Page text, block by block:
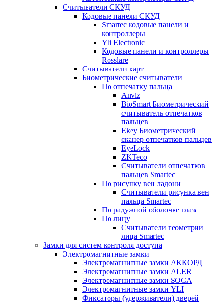
Считыватели СКУД
Кодовые панели СКУД
Smartec кодовые панели и
контроллеры
Yli Electronic
Кодовые панели и контроллеры
Rosslare
Считыватели карт
Биометрические считыватели
По отпечатку пальца
Anviz
BioSmart Биометрический
считыватель отпечатков
пальцев
Ekey Биометрический
сканер отпечатков пальцев
EyeLock
ZKTeco
Считыватели отпечатков
пальцев Smartec
По рисунку вен ладони
Считыватели рисунка вен
пальца Smartec
По радужной оболочке глаза
По лицу
Считыватели геометрии
лица Smartec
Замки для систем контроля доступа
Электромагнитные замки
Электромагнитные замки АККОРД
Электромагнитные замки ALER
Электромагнитные замки SOCA
Электромагнитные замки YLI
Фиксаторы (удерживатели) дверей